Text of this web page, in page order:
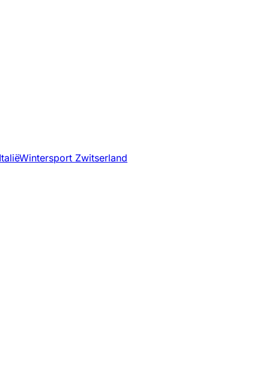
Wintersport Zwitserland